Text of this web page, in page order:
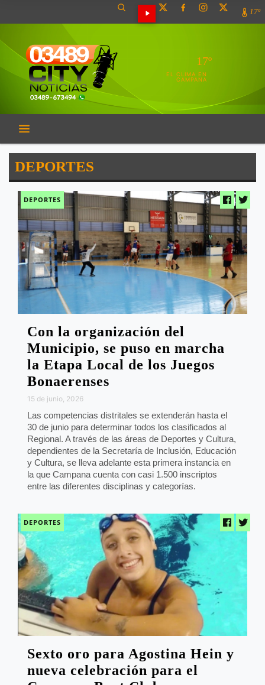
17º
17º
EL CLIMA EN
CAMPANA
DEPORTES
DEPORTES
Con la organización del
Municipio, se puso en marcha
la Etapa Local de los Juegos
Bonaerenses
15 de junio, 2026
Las competencias distritales se extenderán hasta el
30 de junio para determinar todos los clasificados al
Regional. A través de las áreas de Deportes y Cultura,
dependientes de la Secretaría de Inclusión, Educación
y Cultura, se lleva adelante esta primera instancia en
la que Campana cuenta con casi 1.500 inscriptos
entre las diferentes disciplinas y categorías.
DEPORTES
Sexto oro para Agostina Hein y
nueva celebración para el